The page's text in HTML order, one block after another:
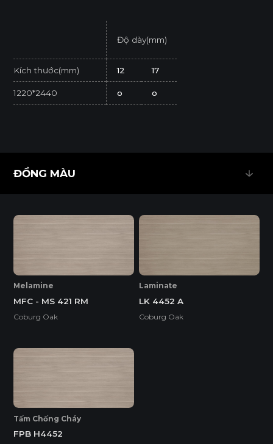
Độ dày(mm)
Kích thước(mm) 12 17
1220*2440 o o
Test/ ISO 12460-1).
ĐỒNG MÀU
Melamine
MFC - MS 421 RM
Coburg Oak
Laminate
LK 4452 A
Coburg Oak
Tấm Chống Cháy
FPB H4452